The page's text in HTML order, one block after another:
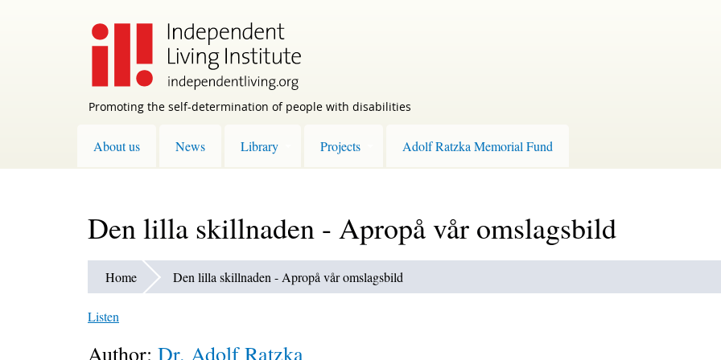
Promoting the self-determination of people with disabilities
About us News Library Projects Adolf Ratzka Memorial Fund
Den lilla skillnaden - Apropå vår omslagsbild
Home Den lilla skillnaden - Apropå vår omslagsbild
Listen
Author: Dr. Adolf Ratzka